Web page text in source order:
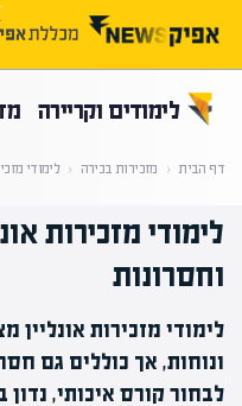
לימודים וקריירה
דף הבית ‹ מזכירות בכירה ‹ לימודי
לימודי מזכירות
וחסרונות
לימודי מזכירות אונליין
ונוחות, אך כוללים גם
לבחור קורס איכותי,